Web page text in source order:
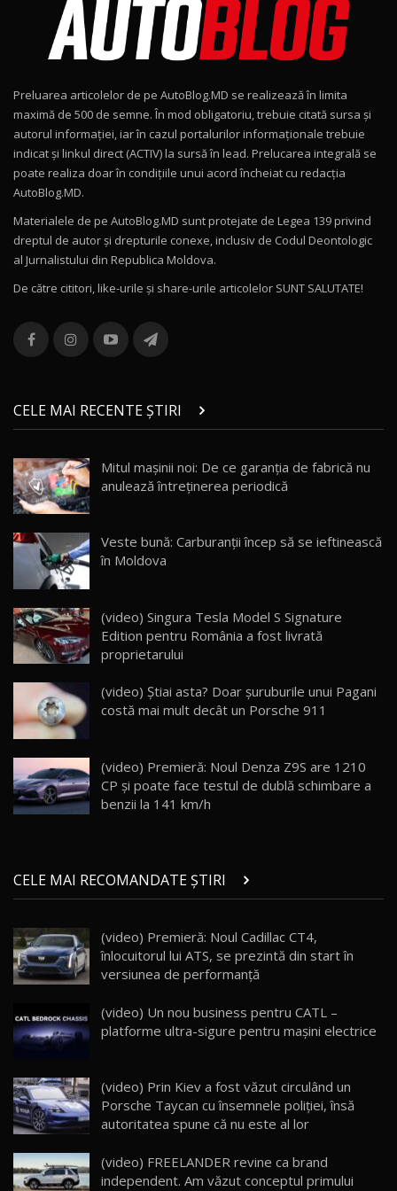
Noul Geely EX2 / Test Drive AutoBlog.MD
15:22
Mercedes-AMG E 53 HYBRID 4MATIC+ / Test
Drive AutoBlog.MD
16:27
11
Noul Volvo ES90 / Test Drive AutoBlog.MD
12
Noul MG HS / Test Drive AutoBlog.MD
16:48
13
combină aventura cu luxul / AutoBlog.MD
36:08
chinez care face lumea să se întoarcă după el
/ AutoBlog.MD
17:27
15 14:37
16
AutoBlogMD
13:10
17 20:06
Va fi modelul nr.1 BYD în Moldova? BYD Seal U
30:08
AutoBlog.MD
23:36
20
Noul ZEEKR 7X / Test Drive AutoBlog.MD
21
Micul BYD Dolphin Surf / Test Drive
AutoBlog.MD
16:59
22
Noua Mazda 6e / Test Drive AutoBlog.MD
26:59
23
Lynk & Co 01 / Test Drive AutoBlog.MD
25:19
24
ZEEKR 009: Cel mai Performant și Confortabil
Van Electric Testat în Moldova / AutoBlog.MD
26:38
25
mai Exclusiv și Puternic Defender Testat în
Moldova
32:21
Preluarea articolelor de pe AutoBlog.MD se realizează în limita
maximă de 500 de semne. În mod obligatoriu, trebuie citată sursa și
autorul informației, iar în cazul portalurilor informaționale trebuie
indicat și linkul direct (ACTIV) la sursă în lead. Prelucarea integrală se
poate realiza doar în condițiile unui acord încheiat cu redacţia
AutoBlog.MD.
Materialele de pe AutoBlog.MD sunt protejate de Legea 139 privind
dreptul de autor și drepturile conexe, inclusiv de Codul Deontologic
al Jurnalistului din Republica Moldova.
De către cititori, like-urile şi share-urile articolelor SUNT SALUTATE!
CELE MAI RECENTE ȘTIRI
Mitul mașinii noi: De ce garanția de fabrică nu
anulează întreținerea periodică
Veste bună: Carburanții încep să se ieftinească
în Moldova
(video) Singura Tesla Model S Signature
Edition pentru România a fost livrată
proprietarului
(video) Știai asta? Doar șuruburile unui Pagani
costă mai mult decât un Porsche 911
(video) Premieră: Noul Denza Z9S are 1210
CP și poate face testul de dublă schimbare a
benzii la 141 km/h
CELE MAI RECOMANDATE ȘTIRI
(video) Premieră: Noul Cadillac CT4,
înlocuitorul lui ATS, se prezintă din start în
versiunea de performanţă
(video) Un nou business pentru CATL –
platforme ultra-sigure pentru mașini electrice
(video) Prin Kiev a fost văzut circulând un
Porsche Taycan cu însemnele poliţiei, însă
autoritatea spune că nu este al lor
(video) FREELANDER revine ca brand
independent. Am văzut conceptul primului